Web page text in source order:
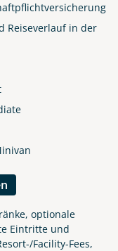
Reiseverlauf in der
optionale
Eintritte und
Facility-Fees,